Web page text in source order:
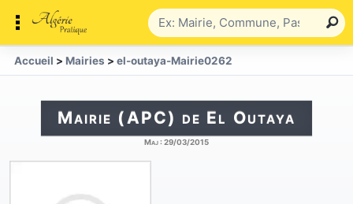
Accueil > Mairies > el-outaya-Mairie0262
Mairie (APC) de El Outaya
Maj : 29/03/2015